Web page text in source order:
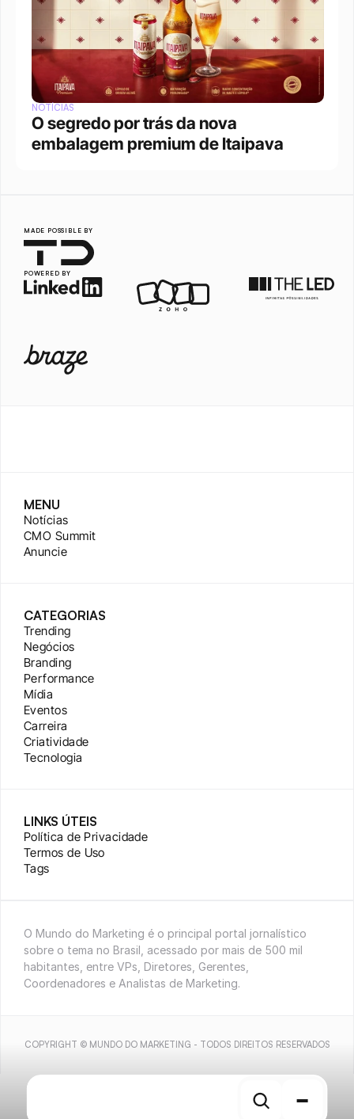
NOTÍCIAS
O segredo por trás da nova
embalagem premium de Itaipava
MADE POSSIBLE BY
POWERED BY
MENU
Notícias
CMO Summit
Anuncie
CATEGORIAS
Trending
Negócios
Branding
Performance
Mídia
Eventos
Carreira
Criatividade
Tecnologia
LINKS ÚTEIS
Política de Privacidade
Termos de Uso
Tags
O Mundo do Marketing é o principal portal jornalístico
sobre o tema no Brasil, acessado por mais de 500 mil
habitantes, entre VPs, Diretores, Gerentes,
Coordenadores e Analistas de Marketing.
COPYRIGHT © MUNDO DO MARKETING - TODOS DIREITOS RESERVADOS